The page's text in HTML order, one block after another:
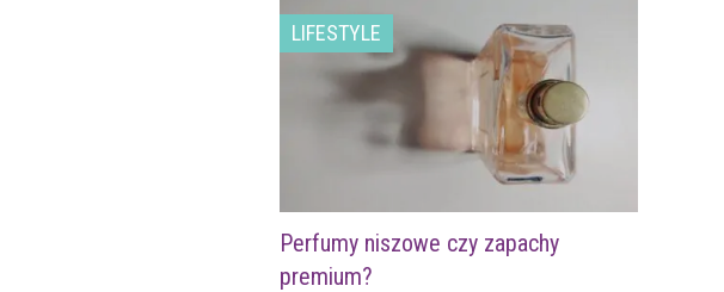
LIFESTYLE
Perfumy niszowe czy zapachy
premium?